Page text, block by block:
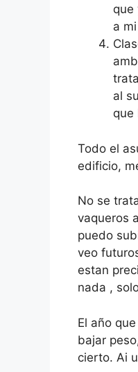
que
a
al
que
Todo el
edificio,
No se
vaqueros
puedo
veo
estan
nada ,
El año
bajar
cierto. Ai